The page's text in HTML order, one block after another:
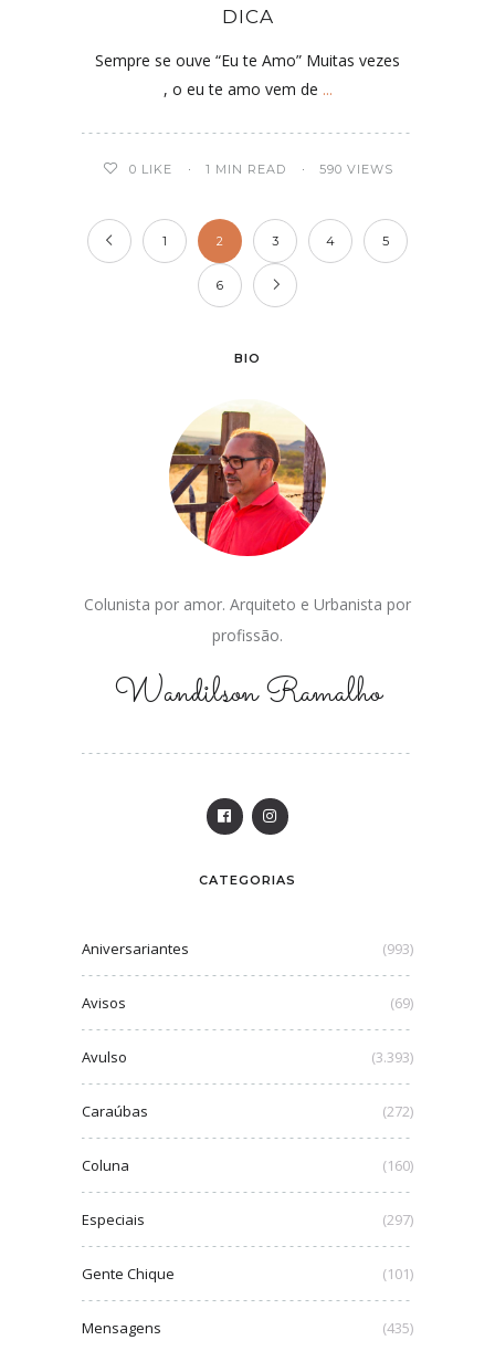
DICA
Sempre se ouve “Eu te Amo” Muitas vezes
, o eu te amo vem de ...
0 LIKE 1 MIN READ 590 VIEWS
1 2 3 4 5
6
BIO
Colunista por amor. Arquiteto e Urbanista por
profissão.
Wandilson Ramalho
CATEGORIAS
Aniversariantes (993)
Avisos (69)
Avulso (3.393)
Caraúbas (272)
Coluna (160)
Especiais (297)
Gente Chique (101)
Mensagens (435)